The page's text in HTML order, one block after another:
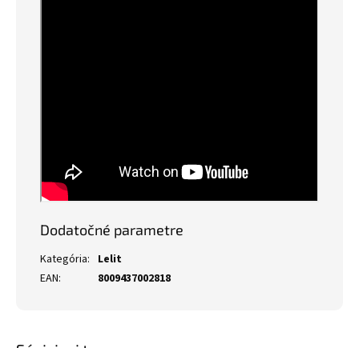
Dodatočné parametre
Kategória: Lelit
EAN: 8009437002818